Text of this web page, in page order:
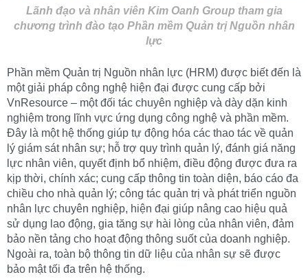
Lãnh đạo và nhân viên Kim Oanh Group tham gia
chương trình đào tạo Phần mềm Quản trị Nguồn nhân
lực
Phần mềm Quản trị Nguồn nhân lực (HRM) được biết đến là
một giải pháp công nghệ hiện đại được cung cấp bởi
VnResource – một đối tác chuyên nghiệp và dày dặn kinh
nghiệm trong lĩnh vực ứng dụng công nghệ và phần mềm.
Đây là một hệ thống giúp tự động hóa các thao tác về quản
lý giám sát nhân sự; hỗ trợ quy trình quản lý, đánh giá năng
lực nhân viên, quyết định bổ nhiệm, điều động được đưa ra
kịp thời, chính xác; cung cấp thông tin toàn diện, báo cáo đa
chiều cho nhà quản lý; công tác quản trị và phát triển nguồn
nhân lực chuyên nghiệp, hiện đại giúp nâng cao hiệu quả
sử dụng lao động, gia tăng sự hài lòng của nhân viên, đảm
bảo nền tảng cho hoạt động thông suốt của doanh nghiệp.
Ngoài ra, toàn bộ thông tin dữ liệu của nhân sự sẽ được
bảo mật tối đa trên hệ thống.